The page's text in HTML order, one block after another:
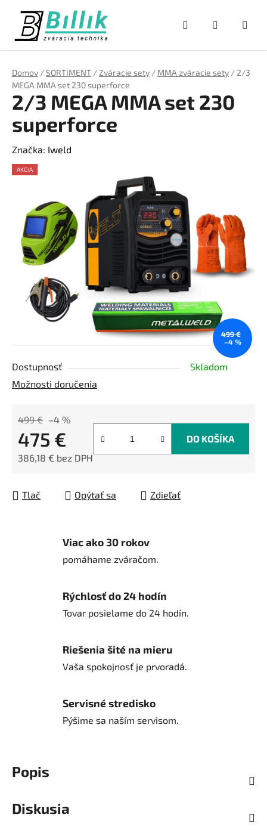
obsah
Hľadať
NÁKUPNÝ
Domov /SORTIMENT / Zváracie sety / MMA zváracie sety / 2/3
MEGA MMA set 230 superforce
Dostupnosť
Skladom
Možnosti doručenia
499 € –4 %
475 €
386,18 € bez DPH
DO KOŠÍKA
Tlač Opýtať sa Zdieľať
2/3 MEGA MMA set 230
superforce
Značka: Iweld
AKCIA
499 €
–4 %
Viac ako 30 rokov
pomáhame zváračom.
Rýchlosť do 24 hodín
Tovar posielame do 24 hodín.
Riešenia šité na mieru
Vaša spokojnosť je prvoradá.
Servisné stredisko
Pýšime sa naším servisom.
Popis
Diskusia